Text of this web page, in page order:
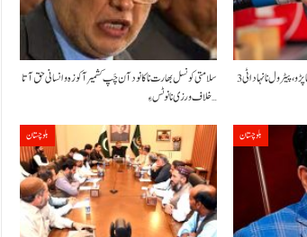
سلامتی کونسل بھارت نا کانود آن چَپ کشمیر آ کوزہ و انسانی حق آتا
خلاف ورزی نا نوٹس ءِ…
حکومت نا کنڈ آن پیٹرولیم نا نہاد آتیٹی کمتی نا پڑو،پیٹرول نا نہاد اٹی 3
بلوچستان بلوچستان